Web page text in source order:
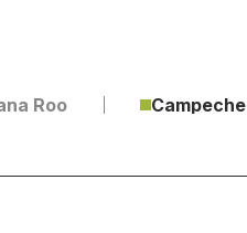
Roo Campeche